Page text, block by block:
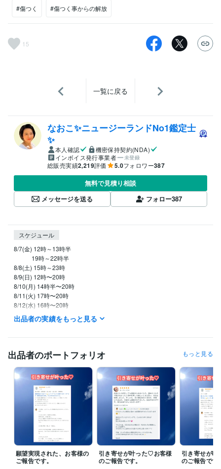
#傷つく #傷つく事からの解放
15
一覧に戻る
なおこ✨ニュージーランドNo1鑑定士
✨
本人確認
機密保持契約(NDA)
インボイス発行事業者
未登録
総販売実績2,219評価 5.0フォロワー387
無料で見積り相談
メッセージを送る
フォロー387
スケジュール
8/7(金) 12時～13時半
8/8(土) 15時～23時
8/9(日) 12時〜20時
8/10(月) 14時半〜20時
8/11(火) 17時〜20時
8/12(水) 16時〜20時
8/13(木) 17時半〜20時
✰⋆｡:ﾟ･*☽:ﾟ･⋆｡✰⋆｡:ﾟ･*☽
時々ちょこっと席を外して
心を整えるミニ瞑想タイム
を取っていることがあります☺️
もし離席中でしたら
お気軽にDMくださいね
気づき次第すぐにお返事いたします♡
✰⋆｡:ﾟ･*☽:ﾟ･⋆｡✰⋆｡:ﾟ･*☽
南半球・ニュージーランドの大自然の中で
タロットと森の精霊がつながるタイミングに
出品者の実績をもっと見る
出品者のポートフォリオ もっと見る
願望実現された、お客様の
ご報告です。
引き寄せが叶った♡お客様
のご報告です。
引き寄せが
のご報告です